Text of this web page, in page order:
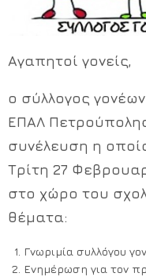
Αγαπητοί γονείς,
ο σύλλογος
ΕΠΑΛ
συνέλευση η
Τρίτη 27
στο χώρο του
θέματα:
Γνωριμία συλλόγου
Ενημέρωση για τον